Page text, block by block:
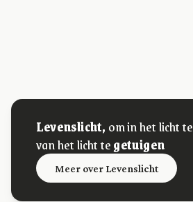
Levenslicht, om in het licht te
van het licht tegetuigen
Meer over Levenslicht